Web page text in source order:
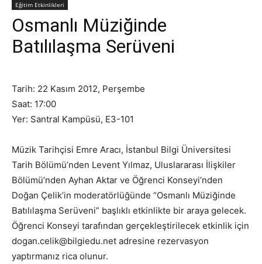
Eğitim Etkinlikleri
Osmanlı Müziğinde
Batılılaşma Serüveni
Tarih: 22 Kasım 2012, Perşembe
Saat: 17:00
Yer: Santral Kampüsü, E3-101
Müzik Tarihçisi Emre Aracı, İstanbul Bilgi Üniversitesi
Tarih Bölümü’nden Levent Yılmaz, Uluslararası İlişkiler
Bölümü’nden Ayhan Aktar ve Öğrenci Konseyi’nden
Doğan Çelik’in moderatörlüğünde “Osmanlı Müziğinde
Batılılaşma Serüveni” başlıklı etkinlikte bir araya gelecek.
Öğrenci Konseyi tarafından gerçekleştirilecek etkinlik için
dogan.celik@bilgiedu.net adresine rezervasyon
yaptırmanız rica olunur.